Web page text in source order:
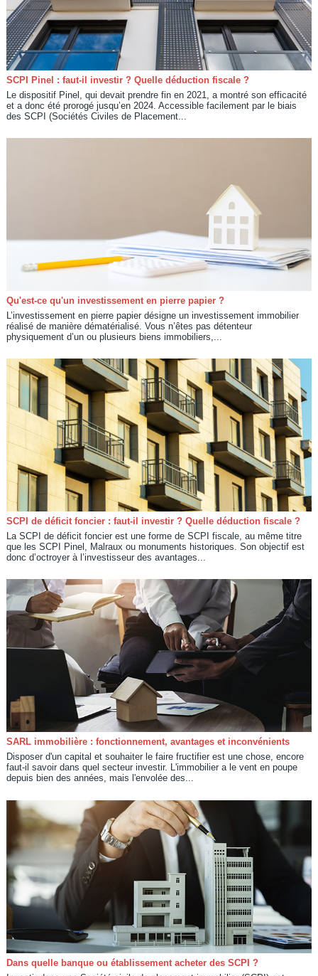
SCPI Pinel : faut-il investir ? Quelle déduction fiscale ?
Le dispositif Pinel, qui devait prendre fin en 2021, a montré son efficacité
et a donc été prorogé jusqu’en 2024. Accessible facilement par le biais
des SCPI (Sociétés Civiles de Placement...
Qu'est-ce qu'un investissement en pierre papier ?
L’investissement en pierre papier désigne un investissement immobilier
réalisé de manière dématérialisé. Vous n’êtes pas détenteur
physiquement d’un ou plusieurs biens immobiliers,...
SCPI de déficit foncier : faut-il investir ? Quelle déduction fiscale ?
La SCPI de déficit foncier est une forme de SCPI fiscale, au même titre
que les SCPI Pinel, Malraux ou monuments historiques. Son objectif est
donc d’octroyer à l’investisseur des avantages...
SARL immobilière : fonctionnement, avantages et inconvénients
Disposer d'un capital et souhaiter le faire fructifier est une chose, encore
faut-il savoir dans quel secteur investir. L'immobilier a le vent en poupe
depuis bien des années, mais l'envolée des...
Dans quelle banque ou établissement acheter des SCPI ?